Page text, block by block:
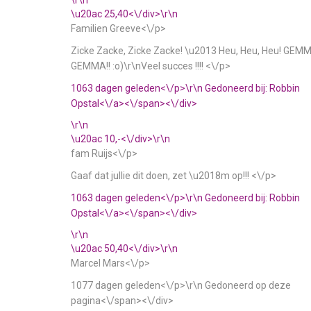
\u20ac 25,40<\/div>\r\n
Familien Greeve<\/p>
Zicke Zacke, Zicke Zacke! \u2013 Heu, Heu, Heu!
GEMMA!! :o)\r\nVeel succes !!!! <\/p>
1063 dagen geleden<\/p>\r\n Gedoneerd bij: Robbin
Opstal<\/a><\/span><\/div>
\r\n
\u20ac 10,-<\/div>\r\n
fam Ruijs<\/p>
Gaaf dat jullie dit doen, zet \u2018m op!!! <\/p>
1063 dagen geleden<\/p>\r\n Gedoneerd bij: Robbin
Opstal<\/a><\/span><\/div>
\r\n
\u20ac 50,40<\/div>\r\n
Marcel Mars<\/p>
1077 dagen geleden<\/p>\r\n Gedoneerd op deze
pagina<\/span><\/div>